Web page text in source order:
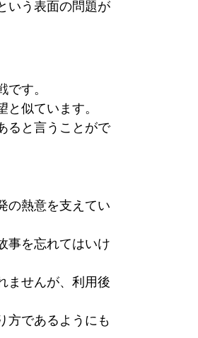
いう表面の問題が
す。
似ています。
ると言うことがで
の熱意を支えてい
事を忘れてはいけ
ませんが、利用後
方であるようにも